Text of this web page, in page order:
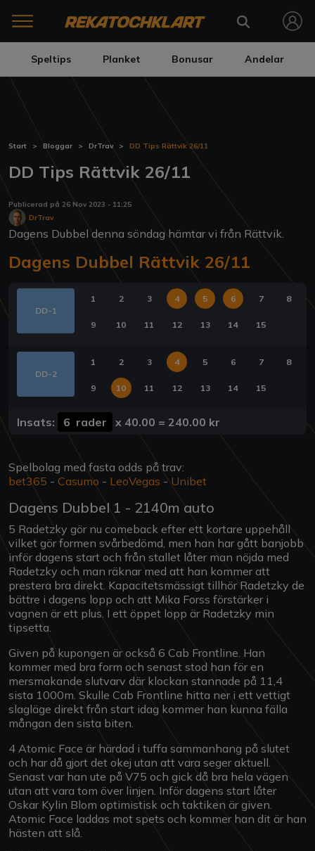
Speltips Planket Bonusar Andelar
Start Bloggar DrTrav DD Tips Rättvik 26/11
DD Tips Rättvik 26/11
Publicerad på 26 Nov 2023 - 11:25
DrTrav
Dagens Dubbel denna söndag hämtar vi från Rättvik.
Dagens Dubbel Rättvik 26/11
DD-1
1 2 3 4 5 6 7 8
9 10 11 12 13 14 15
DD-2
1 2 3 4 5 6 7 8
9 10 11 12 13 14 15
Insats: 6 rader x 40.00 = 240.00 kr
Spelbolag med fasta odds på trav:
bet365 - Casumo - LeoVegas - Unibet
Dagens Dubbel 1 - 2140m auto
5 Radetzky gör nu comeback efter ett kortare uppehåll
vilket gör formen svårbedömd, men han har gått banjobb
inför dagens start och från stallet låter man nöjda med
Radetzky och man räknar med att han kommer att
prestera bra direkt. Kapacitetsmässigt tillhör Radetzky de
bättre i dagens lopp och att Mika Forss förstärker i
vagnen är ett plus. I ett öppet lopp är Radetzky min
tipsetta.
Given på kupongen är också 6 Cab Frontline. Han
kommer med bra form och senast stod han för en
mersmakande slutvarv där klockan stannade på 11,4
sista 1000m. Skulle Cab Frontline hitta ner i ett vettigt
slagläge direkt från start idag kommer han kunna fälla
mångan den sista biten.
4 Atomic Face är härdad i tuffa sammanhang på slutet
och har då gjort det okej utan att vara seger aktuell.
Senast var han ute på V75 och gick då bra hela vägen
utan att vara tom över linjen. Inför dagens start låter
Oskar Kylin Blom optimistisk och taktiken är given.
Atomic Face laddas mot spets och kommer han dit är han
hästen att slå.